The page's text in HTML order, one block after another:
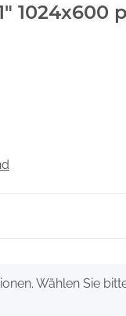
1024x600
Wählen Sie